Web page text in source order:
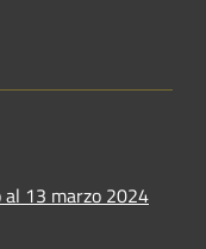
13 marzo 2024